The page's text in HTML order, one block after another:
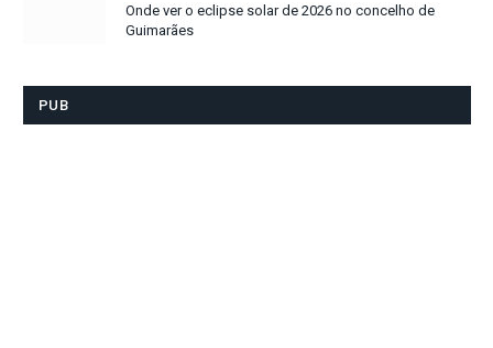
Onde ver o eclipse solar de 2026 no concelho de
Guimarães
PUB